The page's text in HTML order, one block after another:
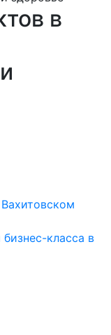
в
класса в